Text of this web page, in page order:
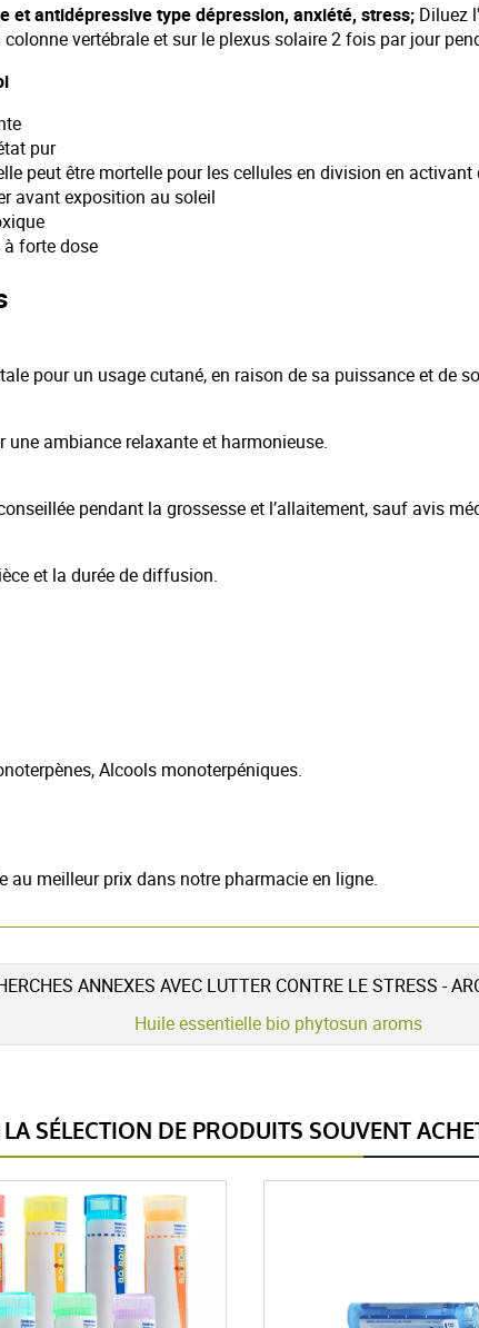
et antidépressive type dépression, anxiété, stress; Diluez
vertébrale et sur le plexus solaire 2 fois par jour
pur
peut être mortelle pour les cellules en division en
avant exposition au soleil
forte dose
pour un usage cutané, en raison de sa puissance et de
ambiance relaxante et harmonieuse.
pendant la grossesse et l’allaitement, sauf avis
et la durée de diffusion.
Alcools monoterpéniques.
au meilleur prix dans notre pharmacie en ligne.
ANNEXES AVEC LUTTER CONTRE LE STRESS -
Huile essentielle bio phytosun aroms
SÉLECTION DE PRODUITS SOUVENT